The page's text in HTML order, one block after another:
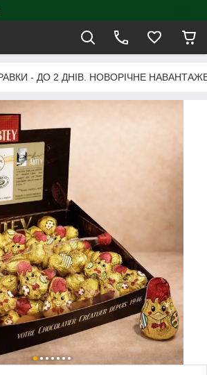
- ДО 2 ДНІВ. НОВОРІЧНЕ